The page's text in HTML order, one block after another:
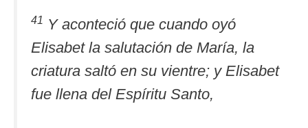
41 Y aconteció que cuando oyó
Elisabet la salutación de María, la
criatura saltó en su vientre; y Elisabet
fue llena del Espíritu Santo,